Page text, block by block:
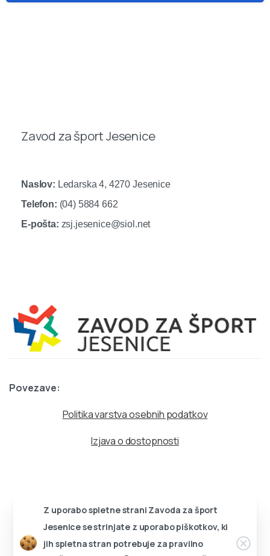
Zavod za šport Jesenice
Naslov: Ledarska 4, 4270 Jesenice
Telefon: (04) 5884 662
E-pošta: zsj.jesenice@siol.net
Povezave:
Politika varstva osebnih podatkov
Izjava o dostopnosti
Z uporabo spletne strani Zavoda za šport
Jesenice se strinjate z uporabo piškotkov, ki
jih spletna stran potrebuje za pravilno
Zapri